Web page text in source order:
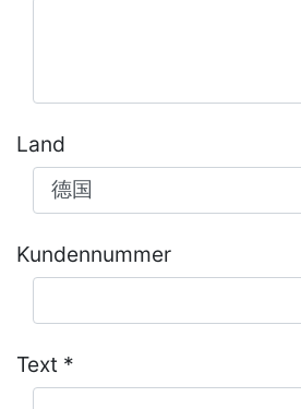
Land
Kundennummer
Text *